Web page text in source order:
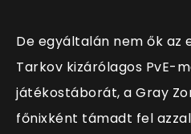
De egyáltalán nem ők az
Tarkov kizárólagos PvE-
játékostáborát, a Gray
főnixként támadt fel